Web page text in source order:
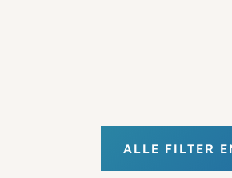
ALLE FILTER